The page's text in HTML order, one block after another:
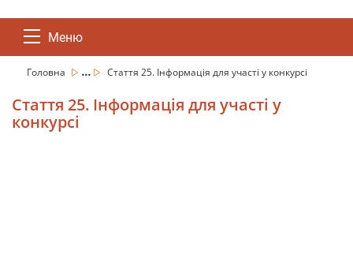
Меню
Головна ... Стаття 25. Інформація для участі у конкурсі
Стаття 25. Інформація для участі у
конкурсі